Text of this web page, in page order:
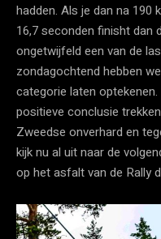
hadden. Als je dan na 190
16,7 seconden finisht dan
ongetwijfeld een van de
zondagochtend hebben
categorie laten
positieve conclusie
Zweedse onverhard en
kijk nu al uit naar de
op het asfalt van de Rally